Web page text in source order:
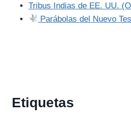
Tribus Indias de EE. UU.
Parábolas del Nuevo
Etiquetas